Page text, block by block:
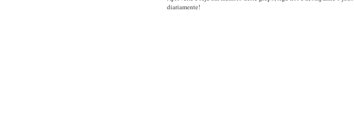
diariamente!